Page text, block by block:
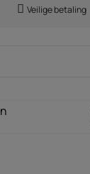
Veilige betaling